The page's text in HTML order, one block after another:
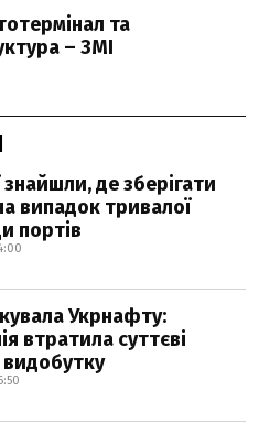
та
– ЗМІ
знайшли, де зберігати
випадок тривалої
портів
Укрнафту:
втратила суттєві